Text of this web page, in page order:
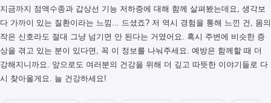
지금까지 점액수종과 갑상선 기능 저하증에 대해 함께 살펴봤는데요, 생각보
다 가까이 있는 질환이라는 느낌... 드셨죠? 저 역시 경험을 통해 느낀 건, 몸의
작은 신호라도 절대 그냥 넘기면 안 된다는 거였어요. 혹시 주변에 비슷한 증
상을 겪고 있는 분이 있다면, 꼭 이 정보를 나눠주세요. 예방은 함께할 때 더
강해지니까요. 앞으로도 여러분의 건강을 위해 더 깊고 따뜻한 이야기들로 다
시 찾아올게요. 늘 건강하세요!